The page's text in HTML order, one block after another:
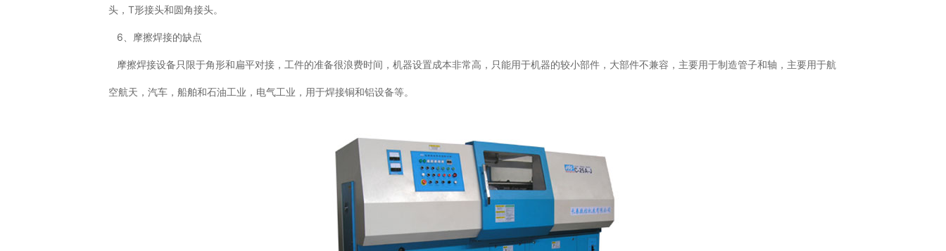
头，T形接头和圆角接头。
6、摩擦焊接的缺点
摩擦焊接设备只限于角形和扁平对接，工件的准备很浪费时间，机器设置成本非常高，只能用于机器的较小部件，大部件不兼容，主要用于制造管子和轴，主要用于航
空航天，汽车，船舶和石油工业，电气工业，用于焊接铜和铝设备等。